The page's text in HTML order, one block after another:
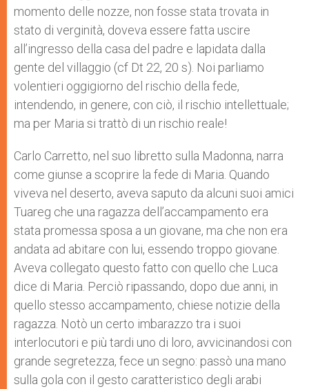
momento delle nozze, non fosse stata trovata in
stato di verginità, doveva essere fatta uscire
all’ingres­so della casa del padre e lapidata dalla
gente del villaggio (cf Dt 22, 20 s). Noi parliamo
volentieri oggigiorno del rischio della fede,
intendendo, in genere, con ciò, il rischio intellettuale;
ma per Maria si trattò di un rischio reale!
Carlo Carretto, nel suo li­bretto sulla Madonna, narra
come giunse a scoprire la fede di Maria. Quando
viveva nel deserto, aveva saputo da alcuni suoi amici
Tuareg che una ragazza dell’accampamento era
stata promessa sposa a un giovane, ma che non era
andata ad abitare con lui, essendo troppo giovane.
Aveva collegato questo fatto con quello che Luca
dice di Maria. Perciò ripassando, dopo due anni, in
quello stesso accampamento, chiese notizie della
ragaz­za. Notò un certo imbarazzo tra i suoi
interlocutori e più tardi uno di loro, avvicinandosi con
grande segretezza, fece un segno: passò una mano
sulla gola con il gesto caratteristico degli arabi